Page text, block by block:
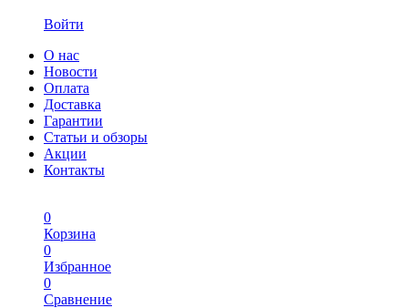
Войти
О нас
Новости
Оплата
Доставка
Гарантии
Статьи и обзоры
Акции
Контакты
0
Корзина
0
Избранное
0
Сравнение